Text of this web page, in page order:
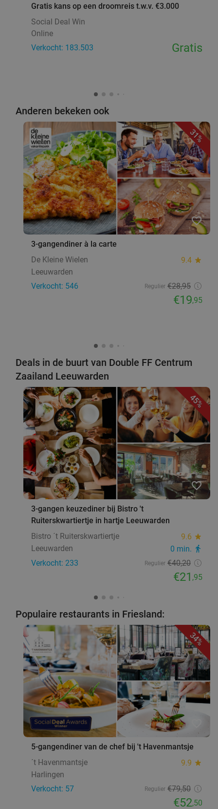
Gratis kans op een droomreis t.w.v. €3.000
Social Deal Win
Online
Verkocht: 183.503
Gratis
Anderen bekeken ook
31%
favorite_border
3-gangendiner à la carte
De Kleine Wielen
9.4 star
Leeuwarden
Verkocht: 546
Regulier €28,95
€19,95
Deals in de buurt van Double FF Centrum
Zaailand Leeuwarden
45%
favorite_border
3-gangen keuzediner bij Bistro 't
Ruiterskwartiertje in hartje Leeuwarden
Bistro ´t Ruiterskwartiertje
9.6 star
Leeuwarden 0 min. directions_walk
Verkocht: 233 Regulier €40,20
€21 ,95
Populaire restaurants in Friesland:
34%
favorite_border
5-gangendiner van de chef bij 't Havenmantsje
´t Havenmantsje
9.9 star
Harlingen
Verkocht: 57
Regulier €79,50
€52,50